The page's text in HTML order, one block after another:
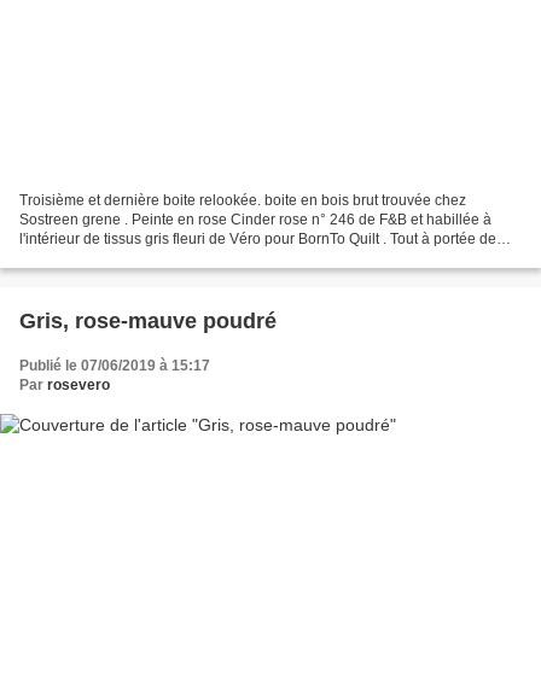
Troisième et dernière boite relookée. boite en bois brut trouvée chez
Sostreen grene . Peinte en rose Cinder rose n° 246 de F&B et habillée à
l'intérieur de tissus gris fleuri de Véro pour BornTo Quilt . Tout à portée de
Gris, rose-mauve poudré
Publié le 07/06/2019 à 15:17
Par rosevero